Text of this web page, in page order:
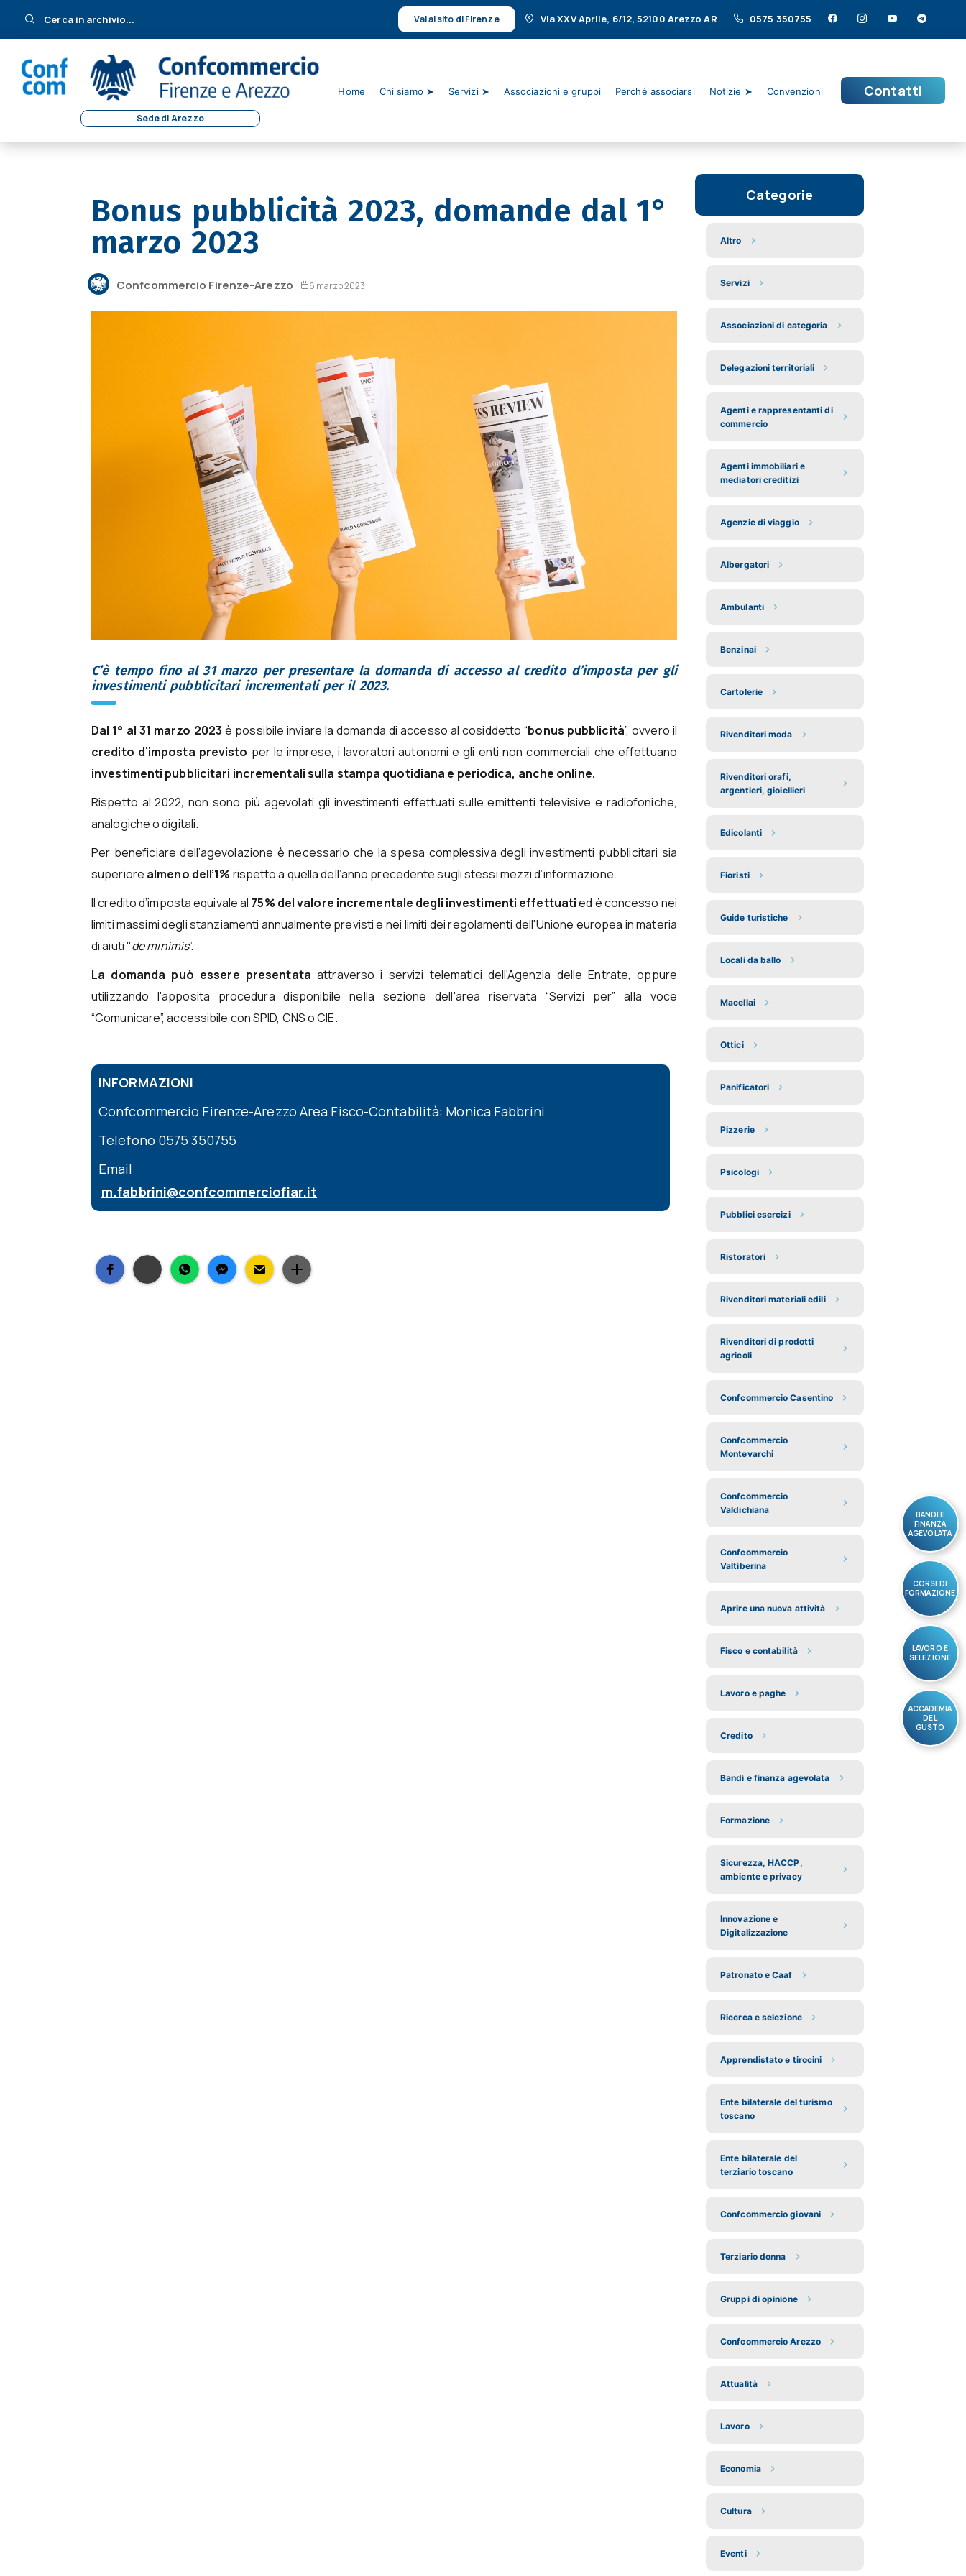
BANDI E
FINANZA
AGEVOLATA
CORSI DI
FORMAZIONE
LAVORO E
SELEZIONE
ACCADEMIA
DEL
GUSTO
Cerca in archivio... Vai al sito di Firenze Via XXV Aprile, 6/12, 52100 Arezzo AR 0575 350755
Sede di Arezzo
Home Chi siamo ➤ Servizi ➤ Associazioni e gruppi Perché associarsi Notizie ➤ Convenzioni Contatti
Bonus pubblicità 2023, domande dal 1°
marzo 2023
Confcommercio Firenze-Arezzo 6 marzo 2023
C’è tempo fino al 31 marzo per presentare la domanda di accesso al credito d’imposta per gli
investimenti pubblicitari incrementali per il 2023.
Dal 1° al 31 marzo 2023 è possibile inviare la domanda di accesso al cosiddetto “bonus pubblicità”, ovvero il
credito d’imposta previsto per le imprese, i lavoratori autonomi e gli enti non commerciali che effettuano
investimenti pubblicitari incrementali sulla stampa quotidiana e periodica, anche online.
Rispetto al 2022, non sono più agevolati gli investimenti effettuati sulle emittenti televisive e radiofoniche,
analogiche o digitali.
Per beneficiare dell’agevolazione è necessario che la spesa complessiva degli investimenti pubblicitari sia
superiore almeno dell’1% rispetto a quella dell’anno precedente sugli stessi mezzi d’informazione.
Il credito d’imposta equivale al 75% del valore incrementale degli investimenti effettuatied è concesso nei
limiti massimi degli stanziamenti annualmente previsti e nei limiti dei regolamenti dell'Unione europea in materia
di aiuti "de minimis”.
La domanda può essere presentataattraverso i servizi telematici dell'Agenzia delle Entrate, oppure
utilizzando l'apposita procedura disponibile nella sezione dell'area riservata “Servizi per” alla voce
“Comunicare”, accessibile con SPID, CNS o CIE.
INFORMAZIONI
Confcommercio Firenze-Arezzo Area Fisco-Contabilità: Monica Fabbrini
Telefono 0575 350755
Email
m.fabbrini@confcommerciofiar.it
Categorie
Altro
Servizi
Associazioni di categoria
Delegazioni territoriali
Agenti e rappresentanti di
commercio
Agenti immobiliari e
mediatori creditizi
Agenzie di viaggio
Albergatori
Ambulanti
Benzinai
Cartolerie
Rivenditori moda
Rivenditori orafi,
argentieri, gioiellieri
Edicolanti
Fioristi
Guide turistiche
Locali da ballo
Macellai
Ottici
Panificatori
Pizzerie
Psicologi
Pubblici esercizi
Ristoratori
Rivenditori materiali edili
Rivenditori di prodotti
agricoli
Confcommercio Casentino
Confcommercio
Montevarchi
Confcommercio
Valdichiana
Confcommercio
Valtiberina
Aprire una nuova attività
Fisco e contabilità
Lavoro e paghe
Credito
Bandi e finanza agevolata
Formazione
Sicurezza, HACCP,
ambiente e privacy
Innovazione e
Digitalizzazione
Patronato e Caaf
Ricerca e selezione
Apprendistato e tirocini
Ente bilaterale del turismo
toscano
Ente bilaterale del
terziario toscano
Confcommercio giovani
Terziario donna
Gruppi di opinione
Confcommercio Arezzo
Attualità
Lavoro
Economia
Cultura
Eventi